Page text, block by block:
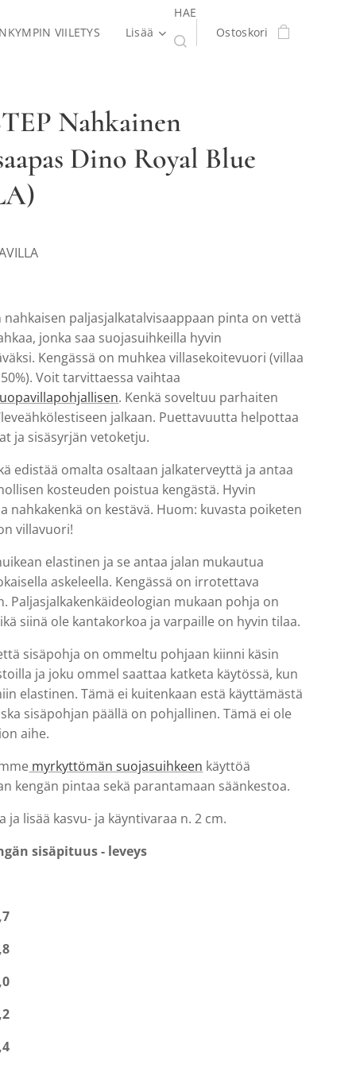
VIILETYS Lisää
HAE
Ostoskori
Nahkainen
Dino Royal Blue
nahkaisen paljasjalkatalvisaappaan pinta on vettä
jonka saa suojasuihkeilla hyvin
Kengässä on muhkea villasekoitevuori (villaa
Voit tarvittaessa vaihtaa
. Kenkä soveltuu parhaiten
jalkaan. Puettavuutta helpottaa
ja sisäsyrjän vetoketju.
edistää omalta osaltaan jalkaterveyttä ja antaa
kosteuden poistua kengästä. Hyvin
nahkakenkä on kestävä. Huom: kuvasta poiketen
villavuori!
elastinen ja se antaa jalan mukautua
askeleella. Kengässä on irrotettava
Paljasjalkakenkäideologian mukaan pohja on
siinä ole kantakorkoa ja varpaille on hyvin tilaa.
sisäpohja on ommeltu pohjaan kiinni käsin
ja joku ommel saattaa katketa käytössä, kun
elastinen. Tämä ei kuitenkaan estä käyttämästä
sisäpohjan päällä on pohjallinen. Tämä ei ole
aihe.
myrkyttömän suojasuihkeen käyttöä
kengän pintaa sekä parantamaan säänkestoa.
ja lisää kasvu- ja käyntivaraa n. 2 cm.
sisäpituus - leveys